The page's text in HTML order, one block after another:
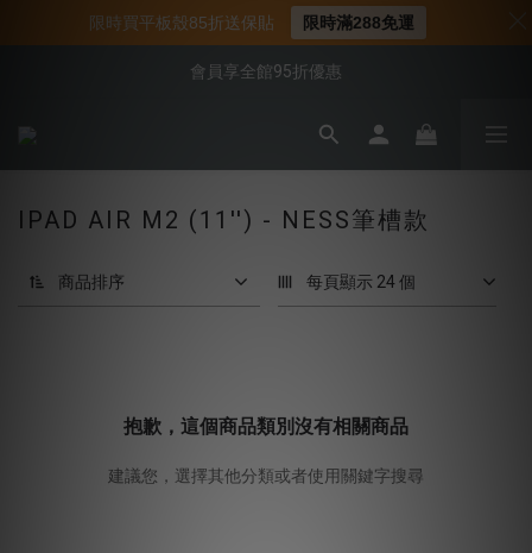
📍新客首購現折$50｜加入會員立即領取
📌年中下殺 手機殼3折起
會員享全館95折優惠
📍新客首購現折$50｜加入會員立即領取
IPAD AIR M2 (11'') - NESS筆槽款
商品排序 每頁顯示 24 個
抱歉，這個商品類別沒有相關商品
建議您，選擇其他分類或者使用關鍵字搜尋
限時買平板殼85折送保貼 限時滿288免運